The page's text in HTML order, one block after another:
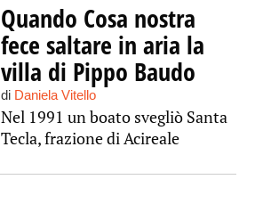
Quando Cosa nostra
fece saltare in aria la
villa di Pippo Baudo
di Daniela Vitello
Nel 1991 un boato svegliò Santa
Tecla, frazione di Acireale